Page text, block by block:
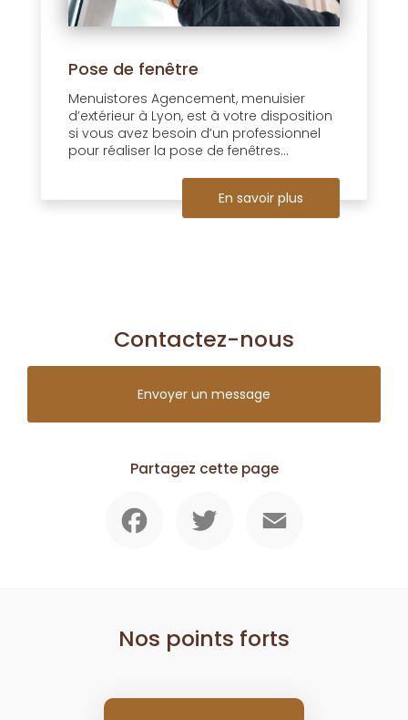
Pose de fenêtre
Menuistores Agencement, menuisier
d’extérieur à Lyon, est à votre disposition
si vous avez besoin d’un professionnel
pour réaliser la pose de fenêtres...
En savoir plus
Contactez-nous
Envoyer un message
Partagez cette page
Nos points forts